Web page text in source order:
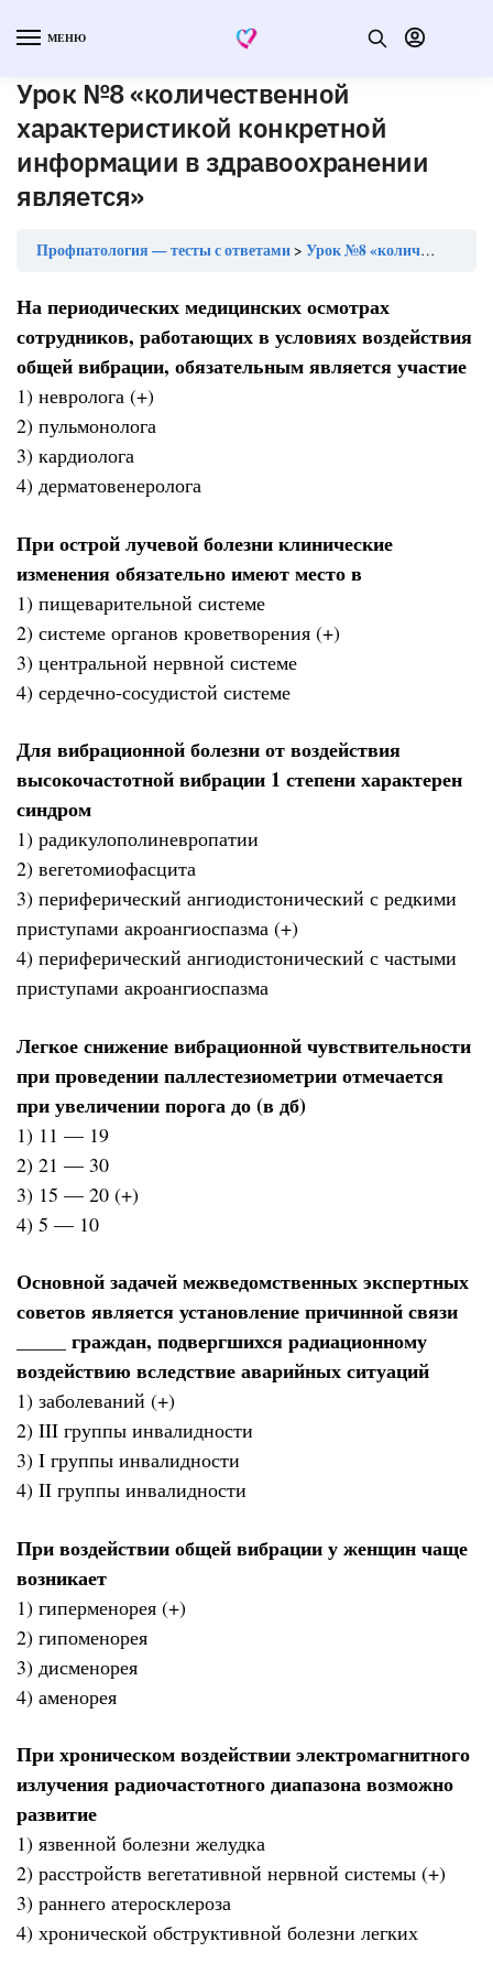
МЕНЮ
Урок №8 «количественной
характеристикой конкретной
информации в здравоохранении
является»
Профпатология — тесты с ответами Урок №8 «количественной характеристикой конкретной информации в здравоохранении является»
На периодических медицинских осмотрах
сотрудников, работающих в условиях воздействия
общей вибрации, обязательным является участие
1) невролога (+)
2) пульмонолога
3) кардиолога
4) дерматовенеролога
При острой лучевой болезни клинические
изменения обязательно имеют место в
1) пищеварительной системе
2) системе органов кроветворения (+)
3) центральной нервной системе
4) сердечно-сосудистой системе
Для вибрационной болезни от воздействия
высокочастотной вибрации 1 степени характерен
синдром
1) радикулополиневропатии
2) вегетомиофасцита
3) периферический ангиодистонический с редкими
приступами акроангиоспазма (+)
4) периферический ангиодистонический с частыми
приступами акроангиоспазма
Легкое снижение вибрационной чувствительности
при проведении паллестезиометрии отмечается
при увеличении порога до (в дб)
1) 11 — 19
2) 21 — 30
3) 15 — 20 (+)
4) 5 — 10
Основной задачей межведомственных экспертных
советов является установление причинной связи
_____ граждан, подвергшихся радиационному
воздействию вследствие аварийных ситуаций
1) заболеваний (+)
2) III группы инвалидности
3) I группы инвалидности
4) II группы инвалидности
При воздействии общей вибрации у женщин чаще
возникает
1) гиперменорея (+)
2) гипоменорея
3) дисменорея
4) аменорея
При хроническом воздействии электромагнитного
излучения радиочастотного диапазона возможно
развитие
1) язвенной болезни желудка
2) расстройств вегетативной нервной системы (+)
3) раннего атеросклероза
4) хронической обструктивной болезни легких